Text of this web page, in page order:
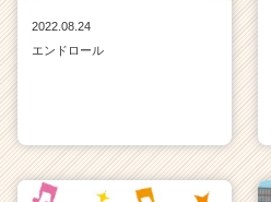
2022.08.24
エンドロール